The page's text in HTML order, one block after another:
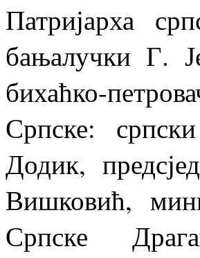
Патријарха
бањалучки Г.
бихаћко-
Српске:
Додик,
Вишковић,
Српске